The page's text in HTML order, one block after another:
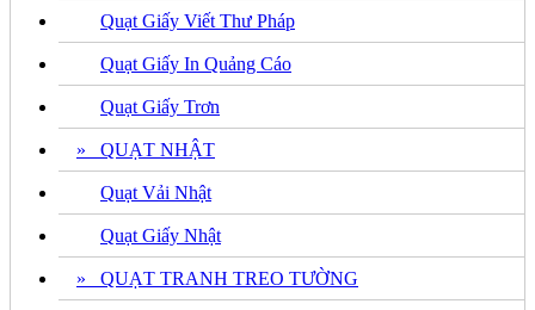
Quạt Giấy Viết Thư Pháp
Quạt Giấy In Quảng Cáo
Quạt Giấy Trơn
» QUẠT NHẬT
Quạt Vải Nhật
Quạt Giấy Nhật
» QUẠT TRANH TREO TƯỜNG